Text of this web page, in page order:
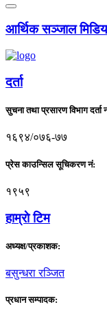
आर्थिक सञ्जाल
दर्ता
सुचना तथा प्रसारण विभाग दर्ता
१६९४/०७६-७७
प्रेस काउन्सिल सूचिकरण नं:
१९५९
हाम्राे टिम
अध्यक्ष/प्रकाशक:
बसुन्धरा रञ्जित
प्रधान सम्पादक: